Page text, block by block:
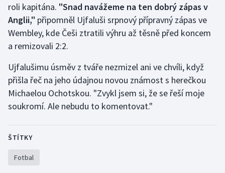
Rychlobruslení
Rychlostní kanoistika
Short track
Sportovní střelba
Triatlon
Veslování
roli kapitána. "Snad navážeme na ten dobrý zápas v
Anglii," připomněl Ujfaluši srpnový přípravný zápas ve
Wembley, kde Češi ztratili výhru až těsně před koncem
a remizovali 2:2.
Ujfalušimu úsměv z tváře nezmizel ani ve chvíli, když
přišla řeč na jeho údajnou novou známost s herečkou
Michaelou Ochotskou. "Zvykl jsem si, že se řeší moje
soukromí. Ale nebudu to komentovat."
ŠTÍTKY
Fotbal